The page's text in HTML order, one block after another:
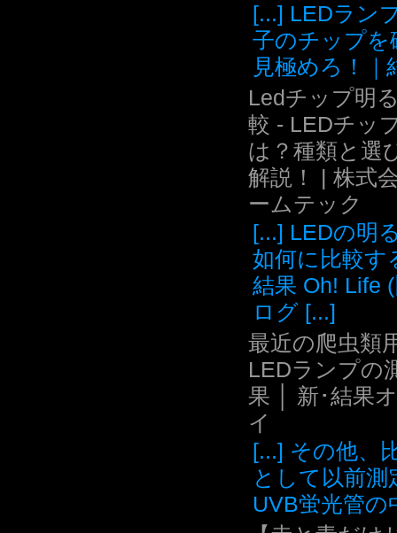
[...] LEDラン
子のチップを
見極めろ！｜
Ledチップ明
較 - LEDチッ
は？種類と選
解説！ | 株式
ームテック
[...] LEDの明
如何に比較す
結果 Oh! Life
ログ [...]
最近の爬虫類
LEDランプの
果 │ 新･結果
イ
[...] その他、
として以前測
UVB蛍光管の